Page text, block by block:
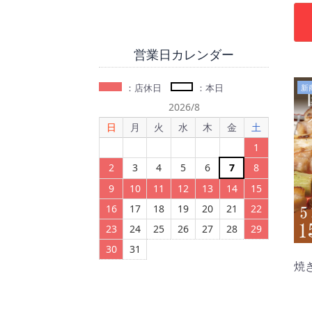
営業日カレンダー
：店休日 ：本日
2026/8
日
月 火 水 木 金
土
1
2
3 4 5 6 7
8
9
10 11 12 13 14
15
16
17 18 19 20 21
22
23
24 25 26 27 28
29
30
31
新
焼